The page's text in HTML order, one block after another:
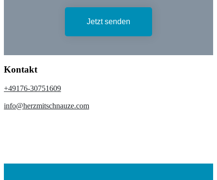
Jetzt senden
Kontakt
+49176-30751609
info@herzmitschnauze.com